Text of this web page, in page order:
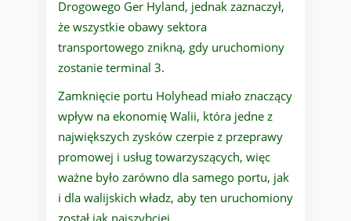
Drogowego Ger Hyland, jednak zaznaczył,
że wszystkie obawy sektora
transportowego znikną, gdy uruchomiony
zostanie terminal 3.
Zamknięcie portu Holyhead miało znaczący
wpływ na ekonomię Walii, która jedne z
największych zysków czerpie z przeprawy
promowej i usług towarzyszących, więc
ważne było zarówno dla samego portu, jak
i dla walijskich władz, aby ten uruchomiony